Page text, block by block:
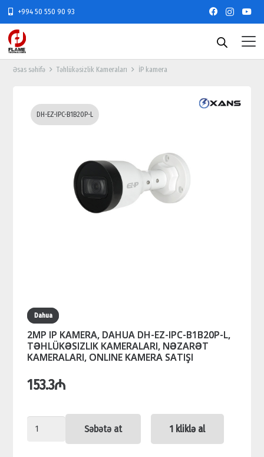
+994 50 550 90 93
Əsas səhifə Təhlükəsizlik Kameraları İP kamera
DH-EZ-IPC-B1B20P-L
Dahua
2MP IP KAMERA, DAHUA DH-EZ-IPC-B1B20P-L,
TƏHLÜKƏSIZLIK KAMERALARI, NƏZARƏT
KAMERALARI, ONLINE KAMERA SATIŞI
153.3₼
2MP
Səbətə at 1 kliklə al